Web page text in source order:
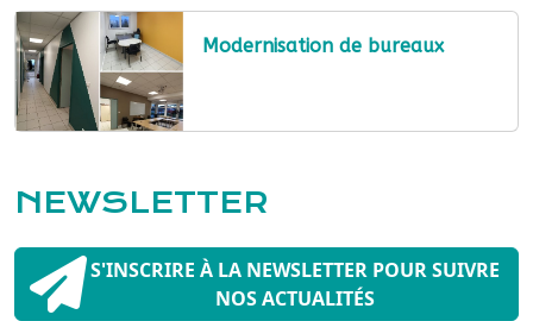
Modernisation de bureaux
NEWSLETTER
S'INSCRIRE À LA NEWSLETTER POUR SUIVRE
NOS ACTUALITÉS